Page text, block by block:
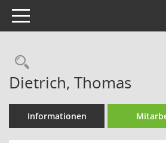
Toggle navigation
Rechercheauswahl
Dietrich, Thomas
Informationen